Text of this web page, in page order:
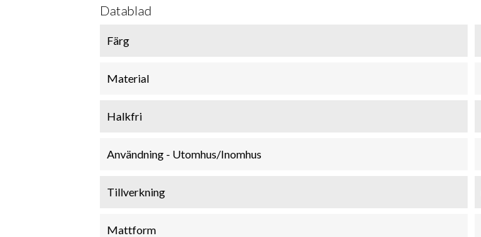
Datablad
Färg
Material
Halkfri
Användning - Utomhus/Inomhus
Tillverkning
Mattform